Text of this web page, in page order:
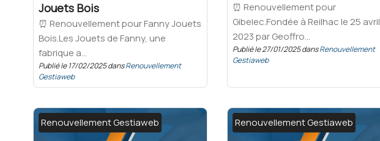
Jouets Bois
⏰ Renouvellement pour Fanny Jouets
Bois.Les Jouets de Fanny, une
fabrique a...
Publié le 17/02/2025 dansRenouvellement
Gestiaweb
⏰ Renouvellement pour
Gibelec.Fondée à Reilhac le 25 avril
2023 par Geoffro...
Publié le 27/01/2025 dansRenouvellement
Gestiaweb
Renouvellement Gestiaweb Renouvellement Gestiaweb